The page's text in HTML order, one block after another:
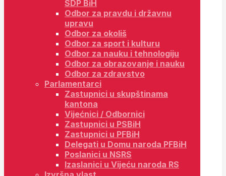
SDP BiH
Odbor za pravdu i državnu
upravu
Odbor za okoliš
Odbor za sport i kulturu
Odbor za nauku i tehnologiju
Odbor za obrazovanje i nauku
Odbor za zdravstvo
Parlamentarci
Zastupnici u skupštinama
kantona
Vijećnici / Odbornici
Zastupnici u PSBiH
Zastupnici u PFBiH
Delegati u Domu naroda PFBiH
Poslanici u NSRS
Izaslanici u Vijeću naroda RS